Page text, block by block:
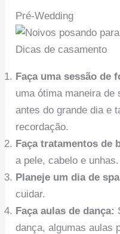
Pré-Wedding
Dicas de casamento
Faça uma sessão de
uma ótima maneira
antes do grande dia e
recordação.
Faça tratamentos de
a pele, cabelo e unhas.
Planeje um dia de
cuidar.
Faça aulas de dança:
dança, algumas aulas